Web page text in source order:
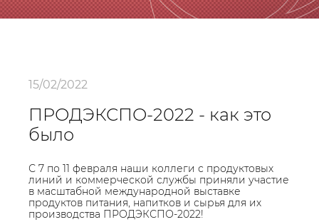
15/02/2022
ПРОДЭКСПО-2022 - как это
было
С 7 по 11 февраля наши коллеги с продуктовых
линий и коммерческой службы приняли участие
в масштабной международной выставке
продуктов питания, напитков и сырья для их
производства ПРОДЭКСПО-2022!